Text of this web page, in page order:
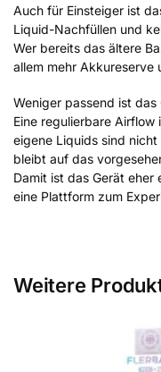
Auch für Einsteiger ist
Liquid-Nachfüllen und
Wer bereits das ältere
allem mehr Akkureserve
Weniger passend ist
Eine regulierbare
eigene Liquids sind
bleibt auf das
Damit ist das Gerät
eine Plattform zum
Weitere